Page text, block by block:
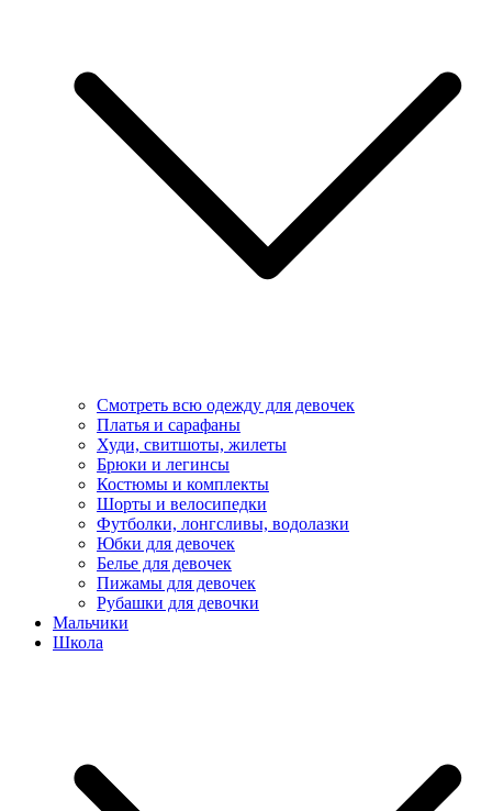
Смотреть всю одежду для девочек
Платья и сарафаны
Худи, свитшоты, жилеты
Брюки и легинсы
Костюмы и комплекты
Шорты и велосипедки
Футболки, лонгсливы, водолазки
Юбки для девочек
Белье для девочек
Пижамы для девочек
Рубашки для девочки
Мальчики
Школа